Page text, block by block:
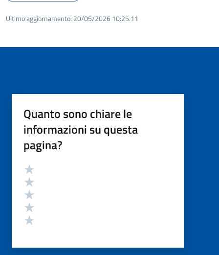
Ultimo aggiornamento: 20/05/2026 10:25.11
Quanto sono chiare le
informazioni su questa
pagina?
Valutazione